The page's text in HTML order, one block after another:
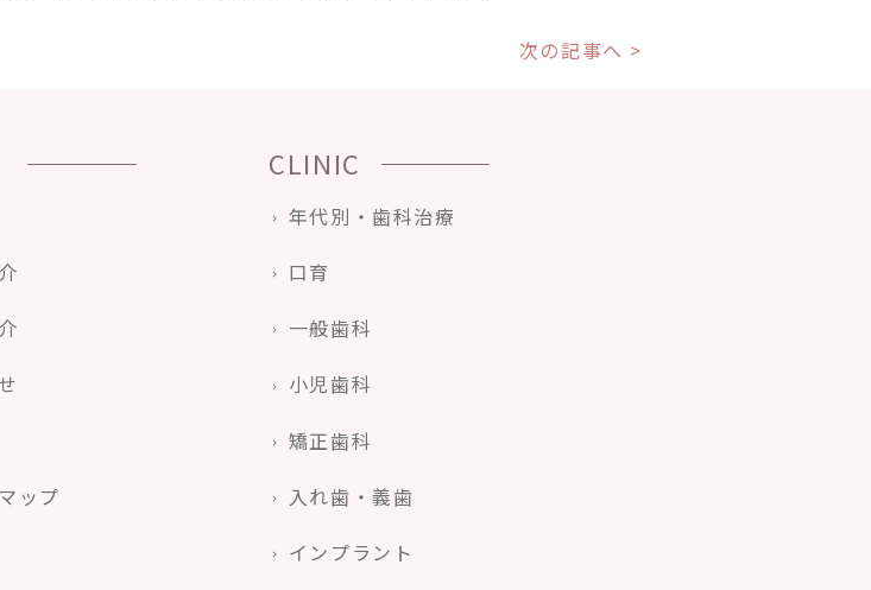
次の記事へ >
ップ
CLINIC
年代別・歯科治療
口育
一般歯科
小児歯科
矯正歯科
入れ歯・義歯
インプラント